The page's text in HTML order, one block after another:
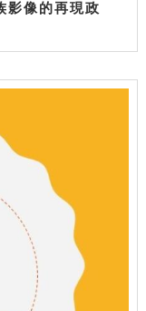
影像的再現政